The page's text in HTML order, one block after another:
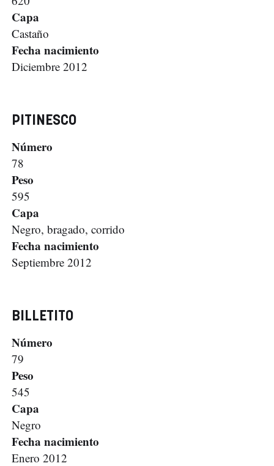
Capa
Castaño
Fecha nacimiento
Diciembre 2012
PITINESCO
Número
78
Peso
595
Capa
Negro, bragado, corrido
Fecha nacimiento
Septiembre 2012
BILLETITO
Número
79
Peso
545
Capa
Negro
Fecha nacimiento
Enero 2012